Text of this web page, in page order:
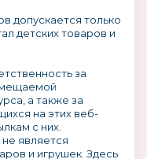
допускается только
детских товаров и
за
а также за
на этих веб-
с них.
является
и игрушек. Здесь